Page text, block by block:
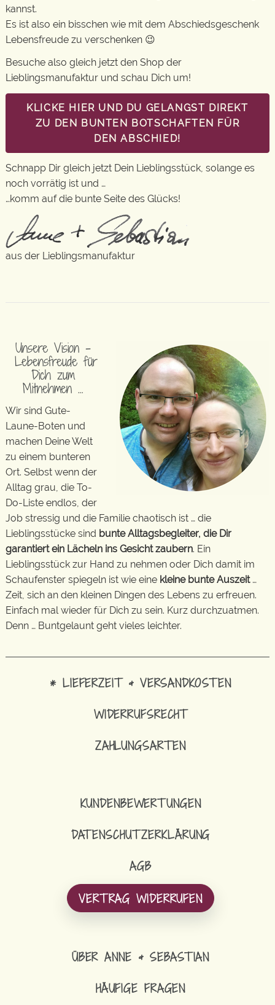
kannst.
Es ist also ein bisschen wie mit dem Abschiedsgeschenk
Lebensfreude zu verschenken 😉
Besuche also gleich jetzt den Shop der
Lieblingsmanufaktur und schau Dich um!
KLICKE HIER UND DU GELANGST DIREKT
ZU DEN BUNTEN BOTSCHAFTEN FÜR
DEN ABSCHIED!
Schnapp Dir gleich jetzt Dein Lieblingsstück, solange es
noch vorrätig ist und …
…komm auf die bunte Seite des Glücks!
aus der Lieblingsmanufaktur
Unsere Vision –
Lebensfreude für
Dich zum
Mitnehmen …
Wir sind Gute-
Laune-Boten und
machen Deine Welt
zu einem bunteren
Ort. Selbst wenn der
Alltag grau, die To-
Do-Liste endlos, der
Job stressig und die Familie chaotisch ist … die
Lieblingsstücke sind bunte Alltagsbegleiter, die Dir
garantiert ein Lächeln ins Gesicht zaubern. Ein
Lieblingsstück zur Hand zu nehmen oder Dich damit im
Schaufenster spiegeln ist wie eine kleine bunte Auszeit…
Zeit, sich an den kleinen Dingen des Lebens zu erfreuen.
Einfach mal wieder für Dich zu sein. Kurz durchzuatmen.
Denn … Buntgelaunt geht vieles leichter.
* LIEFERZEIT & VERSANDKOSTEN
WIDERRUFSRECHT
ZAHLUNGSARTEN
KUNDENBEWERTUNGEN
DATENSCHUTZERKLÄRUNG
AGB
VERTRAG WIDERRUFEN
ÜBER ANNE & SEBASTIAN
HÄUFIGE FRAGEN